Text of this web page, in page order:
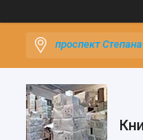
проспект